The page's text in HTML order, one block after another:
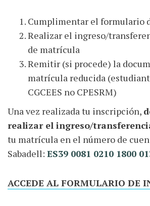
Cumplimentar el formulario
Realizar el ingreso/
de matrícula
Remitir (si procede) la
matrícula reducida
CGCEES no CPESRM)
Una vez realizada tu inscripción,
realizar el ingreso/
tu matrícula en el número de
Sabadell: ES39 0081 0210 1800
ACCEDE AL FORMULARIO DE